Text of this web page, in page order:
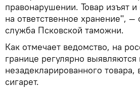
правонарушении. Товар изъят
на ответственное хранение",
служба Псковской таможни.
Как отмечает ведомство, на
границе регулярно выявляются
незадекларированного товара,
сигарет.